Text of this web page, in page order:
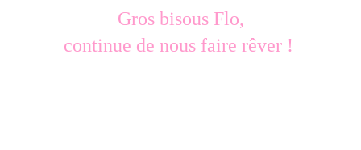
Gros bisous Flo,
continue de nous faire rêver !